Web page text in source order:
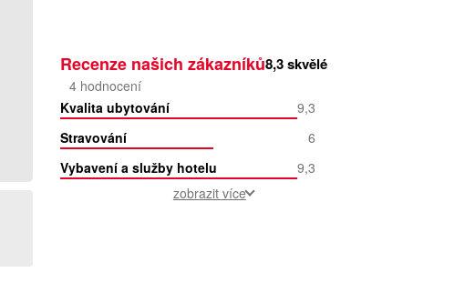
Recenze našich zákazníků8,3skvělé
4 hodnocení
Kvalita ubytování
9,3
Stravování
6
Vybavení a služby hotelu
9,3
zobrazit více